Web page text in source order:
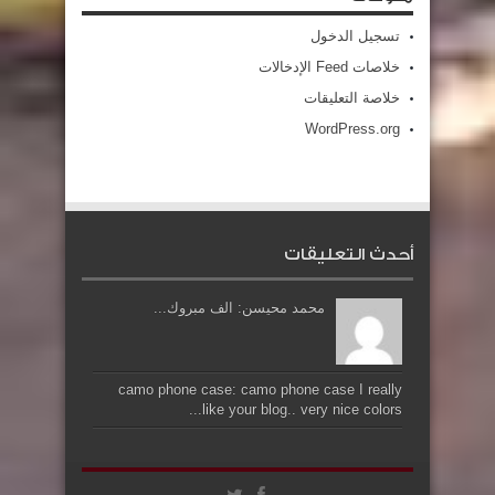
تسجيل الدخول
خلاصات Feed الإدخالات
خلاصة التعليقات
WordPress.org
أحدث التعليقات
محمد محيسن: الف مبروك...
camo phone case: camo phone case I really
like your blog.. very nice colors...